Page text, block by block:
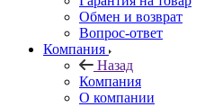
Обмен и возврат
Вопрос-ответ
Компания
Назад
Компания
О компании